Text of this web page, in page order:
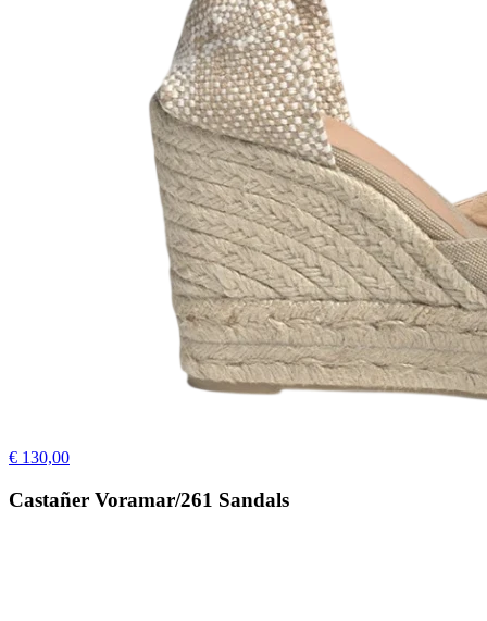
€ 130,00
Castañer Voramar/261 Sandals